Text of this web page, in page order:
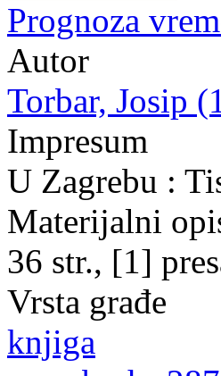
Prognoza
Autor
Torbar, Josip
Impresum
U Zagrebu :
Materijalni
36 str., [1]
Vrsta građe
knjiga